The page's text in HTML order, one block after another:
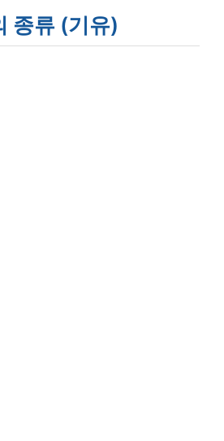
종류 (기유)